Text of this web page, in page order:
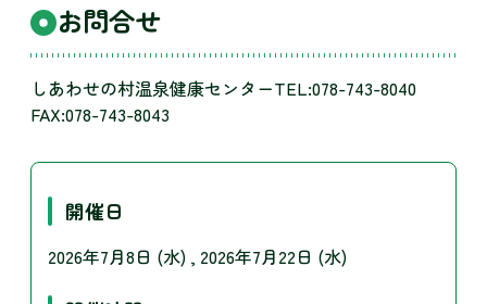
お問合せ
しあわせの村温泉健康センターTEL:078-743-8040
FAX:078-743-8043
開催日
2026年7月8日 (水) 2026年7月22日 (水)